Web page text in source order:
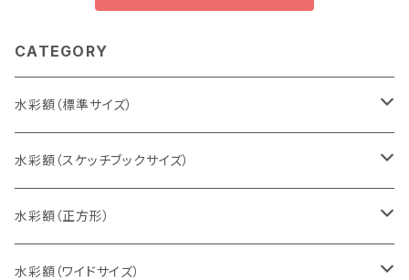
CATEGORY
水彩額（標準サイズ）
インチ判（203×254ミリ）
八切判（242×303ミリ）
太子判（288×379ミリ）
水彩額（スケッチブックサイズ）
スケッチ4Ｆ（352×443ミリ）
スケッチ6Ｆ（458×550ミリ）
水彩額（正方形）
10cm正方形（100×100ミリ）
水彩額（ワイドサイズ）